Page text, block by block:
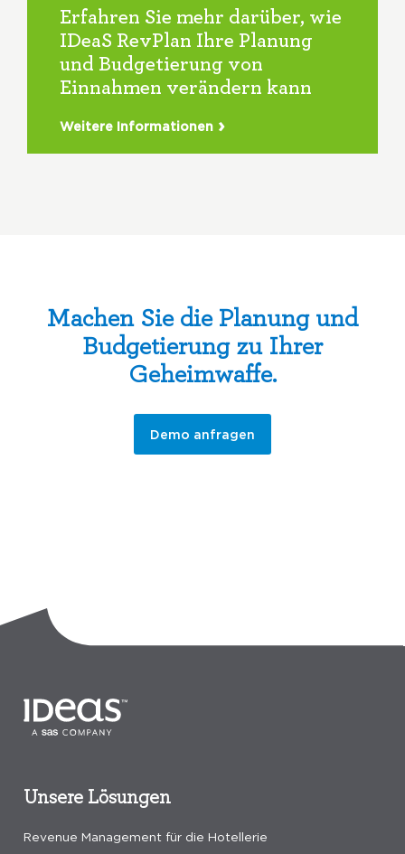
Erfahren Sie mehr darüber, wie
IDeaS RevPlan Ihre Planung
und Budgetierung von
Einnahmen verändern kann
Weitere Informationen
Machen Sie die Planung und
Budgetierung zu Ihrer
Geheimwaffe.
Demo anfragen
Unsere Lösungen
Revenue Management für die Hotellerie